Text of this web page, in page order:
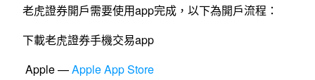
老虎證券開戶需要使用app完成，以下為開戶流程：
下載老虎證券手機交易app
Apple —Apple App Store